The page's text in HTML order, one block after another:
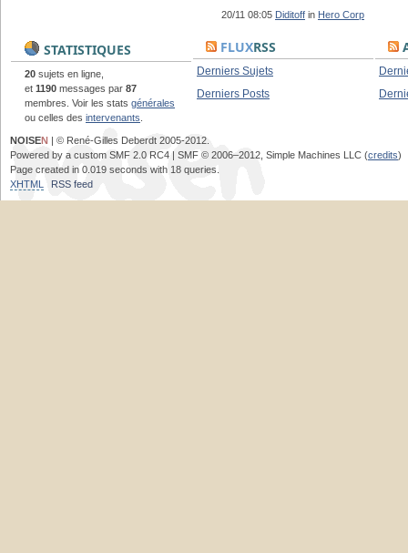
20/11 08:05 Diditoff in Hero Corp
STATISTIQUES
20 sujets en ligne,
et 1190 messages par 87
membres. Voir les stats générales
ou celles des intervenants
FLUXRSS
Derniers Sujets
Derniers Posts
NOISEN | © René-Gilles Deberdt 2005-2012.
Powered by a custom SMF 2.0 RC4 | SMF © 2006–2012, Simple Machines LLC (credits)
Page created in 0.019 seconds with 18 queries.
XHTML
RSS feed